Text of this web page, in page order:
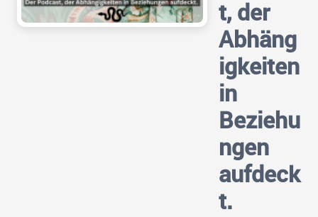
t, der
Abhäng
igkeiten
in
Beziehu
ngen
aufdeck
t.